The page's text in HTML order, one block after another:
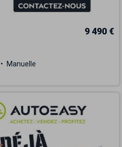
9 490 €
Manuelle